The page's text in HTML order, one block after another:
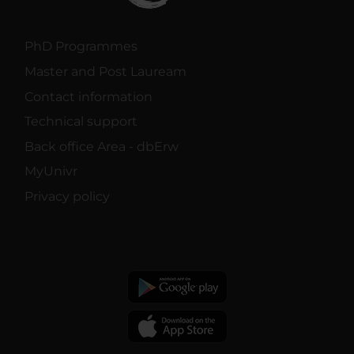
PhD Programmes
Master and Post Lauream
Contact information
Technical support
Back office Area - dbErw
MyUnivr
Privacy policy